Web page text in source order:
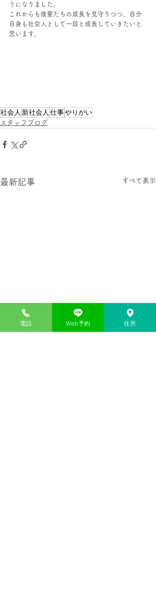
うになりました。
これからも後輩たちの成長を見守りつつ、自分
自身も社会人として一段と成長していきたいと
思います。
社会人 新社会人 仕事やりがい
スタッフブログ
最新記事 すべて表示
電話 Web予約 住所